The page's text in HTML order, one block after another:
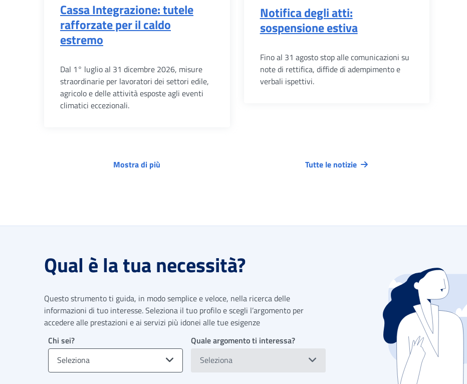
Cassa Integrazione: tutele
rafforzate per il caldo
estremo
Dal 1° luglio al 31 dicembre 2026, misure
straordinarie per lavoratori dei settori edile,
agricolo e delle attività esposte agli eventi
climatici eccezionali.
Notifica degli atti:
sospensione estiva
Fino al 31 agosto stop alle comunicazioni su
note di rettifica, diffide di adempimento e
verbali ispettivi.
Mostra di più Tutte le notizie
Qual è la tua necessità?
Questo strumento ti guida, in modo semplice e veloce, nella ricerca delle
informazioni di tuo interesse. Seleziona il tuo profilo e scegli l’argomento per
accedere alle prestazioni e ai servizi più idonei alle tue esigenze
Chi sei?
Seleziona
Quale argomento ti interessa?
Seleziona